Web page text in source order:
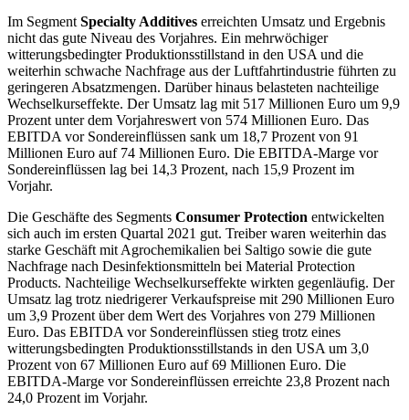
Im Segment Specialty Additives erreichten Umsatz und Ergebnis
nicht das gute Niveau des Vorjahres. Ein mehrwöchiger
witterungsbedingter Produktionsstillstand in den USA und die
weiterhin schwache Nachfrage aus der Luftfahrtindustrie führten zu
geringeren Absatzmengen. Darüber hinaus belasteten nachteilige
Wechselkurseffekte. Der Umsatz lag mit 517 Millionen Euro um 9,9
Prozent unter dem Vorjahreswert von 574 Millionen Euro. Das
EBITDA vor Sondereinflüssen sank um 18,7 Prozent von 91
Millionen Euro auf 74 Millionen Euro. Die EBITDA-Marge vor
Sondereinflüssen lag bei 14,3 Prozent, nach 15,9 Prozent im
Vorjahr.
Die Geschäfte des Segments Consumer Protection entwickelten
sich auch im ersten Quartal 2021 gut. Treiber waren weiterhin das
starke Geschäft mit Agrochemikalien bei Saltigo sowie die gute
Nachfrage nach Desinfektionsmitteln bei Material Protection
Products. Nachteilige Wechselkurseffekte wirkten gegenläufig. Der
Umsatz lag trotz niedrigerer Verkaufspreise mit 290 Millionen Euro
um 3,9 Prozent über dem Wert des Vorjahres von 279 Millionen
Euro. Das EBITDA vor Sondereinflüssen stieg trotz eines
witterungsbedingten Produktionsstillstands in den USA um 3,0
Prozent von 67 Millionen Euro auf 69 Millionen Euro. Die
EBITDA-Marge vor Sondereinflüssen erreichte 23,8 Prozent nach
24,0 Prozent im Vorjahr.